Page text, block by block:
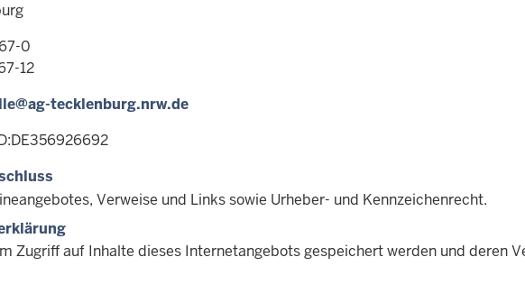
0
12
tecklenburg.nrw.de
Verweise und Links sowie Urheber- und Kennzeichenrecht.
Zugriff auf Inhalte dieses Internetangebots gespeichert werden und deren